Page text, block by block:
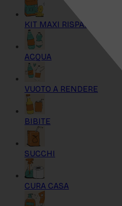
KIT MAXI RISPARMIO
ACQUA
VUOTO A RENDERE
BIBITE
SUCCHI
CURA CASA